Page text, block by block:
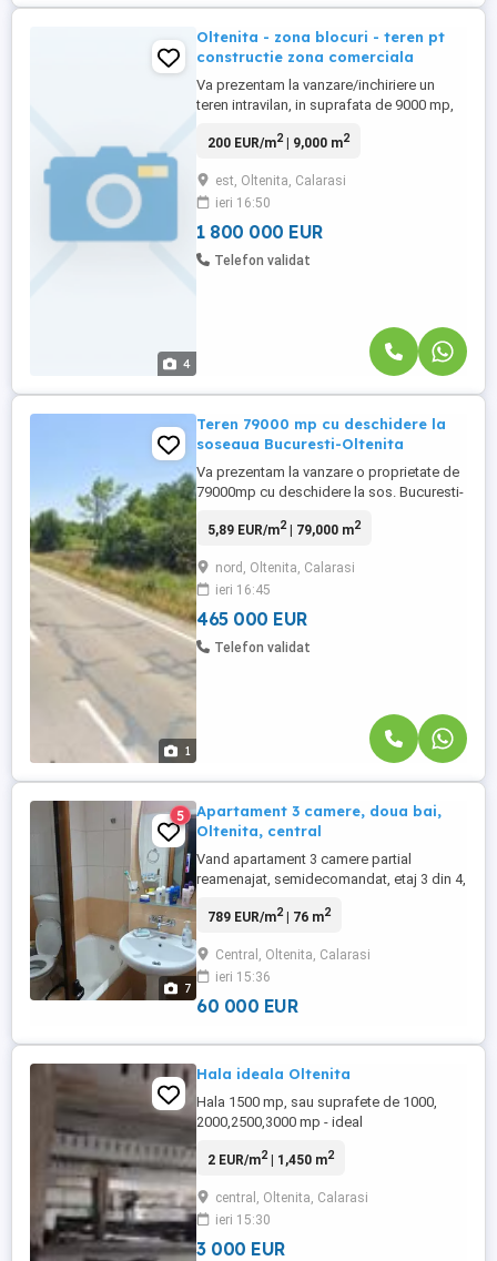
4
Oltenita - zona blocuri - teren pt
constructie zona comerciala
Va prezentam la vanzare/inchiriere un
teren intravilan, in suprafata de 9000 mp,
comerciala, supermarket, etc. Terenul are
principal, in apropiere de Gara, Autogara
si Lidl. Zona de blocuri. Utilitatile: energia
electrica, ...
200 EUR/m2| 9,000 m2
est, Oltenita, Calarasi
ieri 16:50
1 800 000 EUR
Telefon validat
1
Teren 79000 mp cu deschidere la
soseaua Bucuresti-Oltenita
Va prezentam la vanzare o proprietate de
79000mp cu deschidere la sos. Bucuresti-
teren intravilan in suprafata de 4000mp,
25000 mp. Curentul electric este pana
langa terenul intravilan. Apa, canalizare si
gaze la aproximativ ...
5,89 EUR/m2| 79,000 m2
nord, Oltenita, Calarasi
ieri 16:45
465 000 EUR
Telefon validat
7
5
Apartament 3 camere, doua bai,
Oltenita, central
Vand apartament 3 camere partial
reamenajat, semidecomandat, etaj 3 din 4,
balcon inchis cu termopan, vedere pe
termica schimbata. Strada Alexandru
Iliescu nr. 19, in apropiere de parc.
789 EUR/m2| 76 m2
Central, Oltenita, Calarasi
ieri 15:36
60 000 EUR
Hala ideala Oltenita
Hala 1500 mp, sau suprafete de 1000,
2000,2500,3000 mp - ideal
putere uriasa 4 MW, acces TIR, platforma
depozitare, usa acces mare.
2 EUR/m2| 1,450 m2
central, Oltenita, Calarasi
ieri 15:30
3 000 EUR